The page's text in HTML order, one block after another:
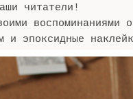
читатели!
воспоминаниями
эпоксидные